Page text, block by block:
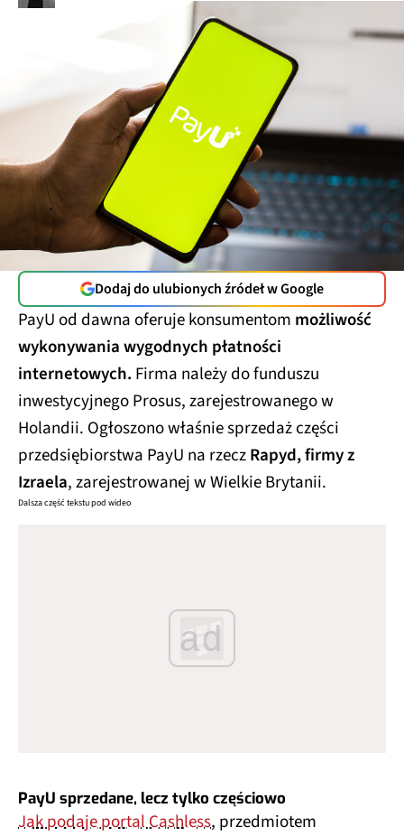
Dodaj do ulubionych źródeł w Google
PayU od dawna oferuje konsumentom możliwość
wykonywania wygodnych płatności
internetowych. Firma należy do funduszu
inwestycyjnego Prosus, zarejestrowanego w
Holandii. Ogłoszono właśnie sprzedaż części
przedsiębiorstwa PayU na rzeczRapyd, firmy z
Izraela, zarejestrowanej w Wielkie Brytanii.
Dalsza część tekstu pod wideo
ad
PayU sprzedane, lecz tylko częściowo
Jak podaje portal Cashless, przedmiotem